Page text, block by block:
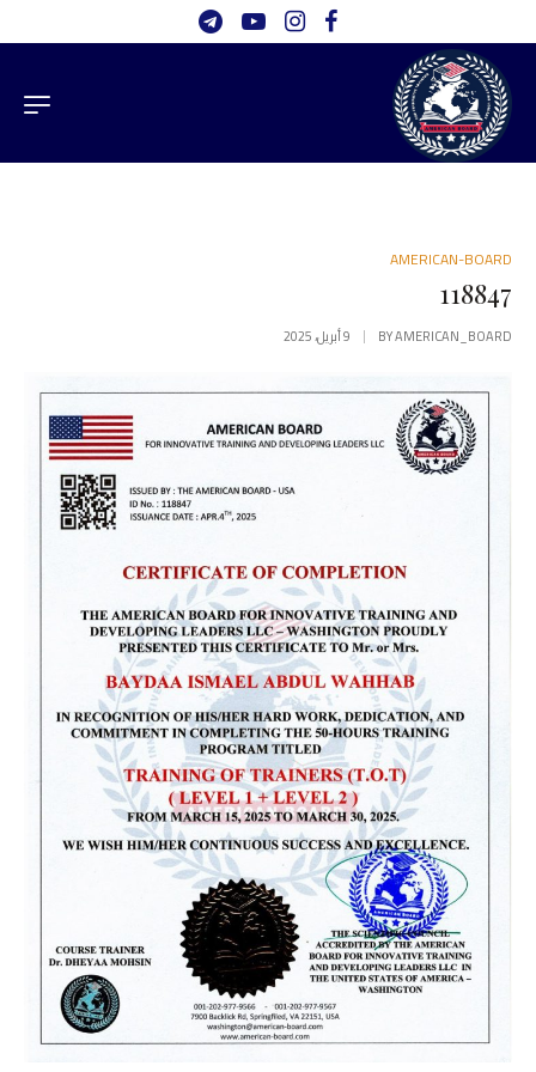
AMERICAN-BOARD
118847
BYAMERICAN_BOARD 9 أبريل، 2025